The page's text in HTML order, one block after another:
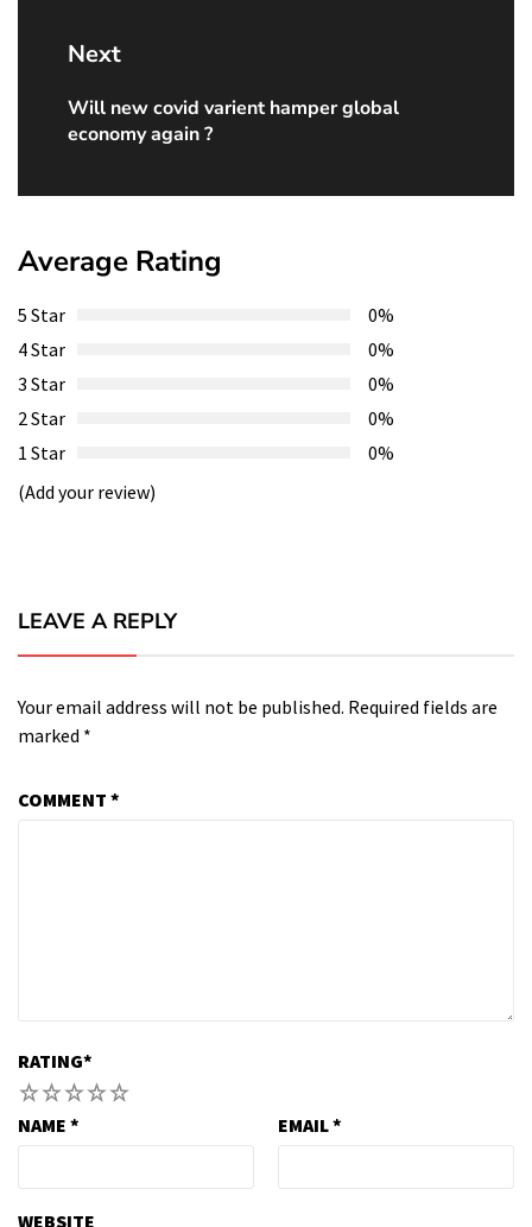
Next
Next
post:
Will new covid varient hamper global
economy again ?
Average Rating
5 Star
0%
4 Star
0%
3 Star
0%
2 Star
0%
1 Star
0%
(Add your review)
LEAVE A REPLY
Your email address will not be published. Required fields are
marked *
COMMENT *
RATING*
5
4
3
2
NAME * EMAIL*
WEBSITE